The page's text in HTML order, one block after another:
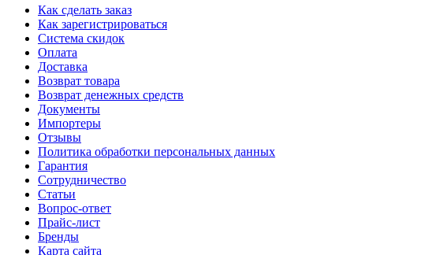
Как сделать заказ
Как зарегистрироваться
Система скидок
Оплата
Доставка
Возврат товара
Возврат денежных средств
Документы
Импортеры
Отзывы
Политика обработки персональных данных
Гарантия
Сотрудничество
Статьи
Вопрос-ответ
Прайс-лист
Бренды
Карта сайта